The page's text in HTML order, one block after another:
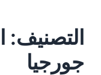
التصنيف:
جورجيا